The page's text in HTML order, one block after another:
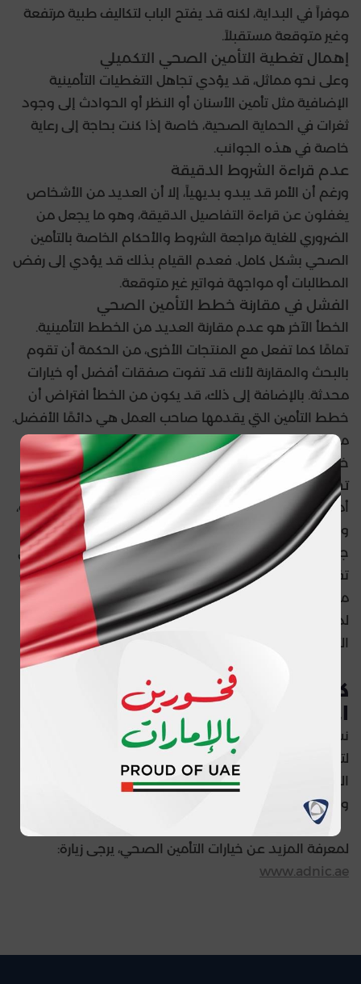
موفراً في البداية، لكنه قد يفتح الباب لتكاليف طبية مرتفعة
وغير متوقعة مستقبلاً.
إهمال تغطية التأمين الصحي التكميلي
وعلى نحو مماثل، قد يؤدي تجاهل التغطيات التأمينية
الإضافية مثل تأمين الأسنان أو النظر أو الحوادث إلى وجود
ثغرات في الحماية الصحية، خاصة إذا كنت بحاجة إلى رعاية
خاصة في هذه الجوانب.
عدم قراءة الشروط الدقيقة
ورغم أن الأمر قد يبدو بديهياً، إلا أن العديد من الأشخاص
يغفلون عن قراءة التفاصيل الدقيقة، وهو ما يجعل من
الضروري للغاية مراجعة الشروط والأحكام الخاصة بالتأمين
الصحي بشكل كامل. فعدم القيام بذلك قد يؤدي إلى رفض
المطالبات أو مواجهة فواتير غير متوقعة.
الفشل في مقارنة خطط التأمين الصحي
الخطأ الآخر هو عدم مقارنة العديد من الخطط التأمينية.
تمامًا كما تفعل مع المنتجات الأخرى، من الحكمة أن تقوم
بالبحث والمقارنة لأنك قد تفوت صفقات أفضل أو خيارات
محدثة. بالإضافة إلى ذلك، قد يكون من الخطأ افتراض أن
خطط التأمين التي يقدمها صاحب العمل هي دائمًا الأفضل.
من المفيد مقارنة خطتك مع الخيارات المتاحة في السوق،
خاصة عندما يتعلق الأمر بالأشخاص المعالين.
تجاهل شبكة مزودي الخدمة
أما الخطأ الأخير فهو تجاهل شبكة مقدمي الخدمات الطبية،
وهو أمر غير مستحسن! إذ يجب أن تكون على علم بأن ليس
جميع الخطط التأمينية تغطي الأطباء أو المستشفيات التي
تفضلها. لذلك، تقع على عاتقك مسؤولية التحقق من شبكة
مقدمي الخدمات الطبية لتجنب دفع تكاليف مرتفعة
لمقدمي الخدمات خارج الشبكة أو عدم القدرة على زيارة
الأطباء الذين تفضلهم.
كيف تساعدك أبوظبي للتأمين في
اختيار التأمين الصحي المناسب
لتقديم النصح والإرشاد للمستهلكين لاختيار أفضل خطط
التأمين الصحي التي تلبي احتياجاتهم، حتى يشعروا بالراحة
والطمأنينة.
لمعرفة المزيد عن خيارات التأمين الصحي، يرجى زيارة:
www.adnic.ae